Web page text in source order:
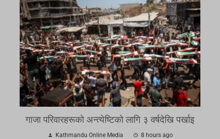
गाजा परिवारहरूको अन्त्येष्टिको लागि ३ वर्षदेखि पर्खाइ
Kathmandu Online Media 8 hours ago